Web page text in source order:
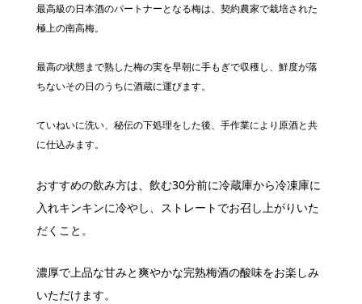
最高級の日本酒のパートナーとなる梅は、契約農家で栽培された
極上の南高梅。
最高の状態まで熟した梅の実を早朝に手もぎで収穫し、鮮度が落
ちないその日のうちに酒蔵に運びます。
ていねいに洗い、秘伝の下処理をした後、手作業により原酒と共
に仕込みます。
おすすめの飲み方は、飲む30分前に冷蔵庫から冷凍庫に
入れキンキンに冷やし、ストレートでお召し上がりいた
だくこと。
濃厚で上品な甘みと爽やかな完熟梅酒の酸味をお楽しみ
いただけます。